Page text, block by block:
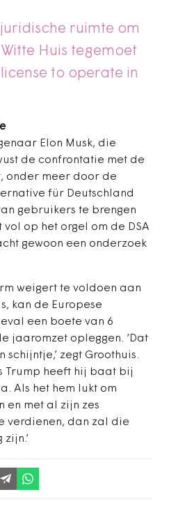
ruimte om
Huis tegemoet
to operate in
Elon Musk, die
de confrontatie met de
onder meer door de
für Deutschland
gebruikers te brengen
vol op het orgel om de DSA
gewoon een onderzoek
weigert te voldoen aan
kan de Europese
een boete van 6
jaaromzet opleggen. ‘Dat
schijntje,’ zegt Groothuis.
Trump heeft hij baat bij
Als het hem lukt om
en met al zijn zes
verdienen, dan zal die